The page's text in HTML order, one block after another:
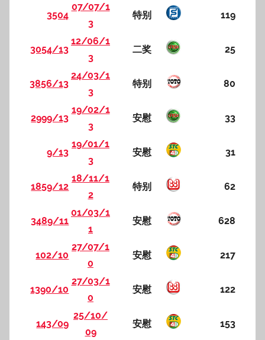
3504
07/07/1
3
特别 119
3054/13
12/06/1
3
二奖 25
3856/13
24/03/1
3
特别 80
2999/13
19/02/1
3
安慰 33
9/13
19/01/1
3
安慰 31
1859/12
18/11/1
2
特别 62
3489/11
01/03/1
1
安慰 628
102/10
27/07/1
0
安慰 217
1390/10
27/03/1
0
安慰 122
143/09
25/10/
09
安慰 153